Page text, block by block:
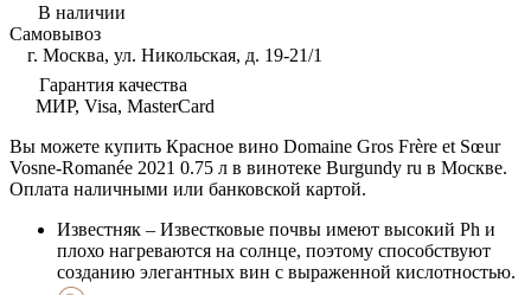
В наличии
Самовывоз
г. Москва, ул. Никольская, д. 19-21/1
Гарантия качества
МИР, Visa, MasterCard
Вы можете купить Красное вино Domaine Gros Frère et Sœur
Vosne-Romanée 2021 0.75 л в винотеке Burgundy ru в Москве.
Оплата наличными или банковской картой.
Известняк – Известковые почвы имеют высокий Ph и
плохо нагреваются на солнце, поэтому способствуют
созданию элегантных вин с выраженной кислотностью.